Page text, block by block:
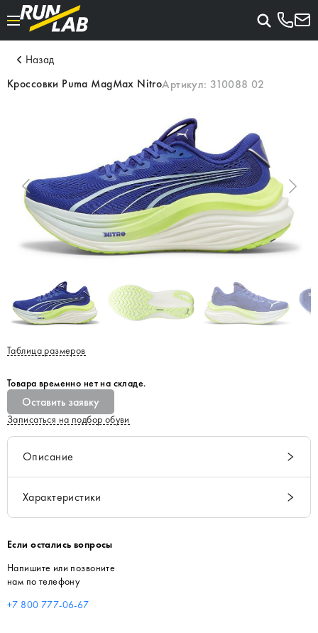
Назад
Кроссовки Puma MagMax NitroАртикул: 310088 02
Таблица размеров
Товара временно нет на складе.
Оставить заявку
Записаться на подбор обуви
Описание
Характеристики
Если остались вопросы
Напишите или позвоните
нам по телефону
+7 800 777-06-67